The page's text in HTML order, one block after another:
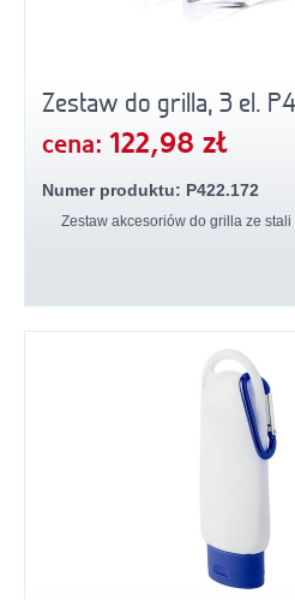
Zestaw do grilla, 3 el.
cena: 122,98 zł
Numer produktu: P422.172
Zestaw akcesoriów do grilla ze